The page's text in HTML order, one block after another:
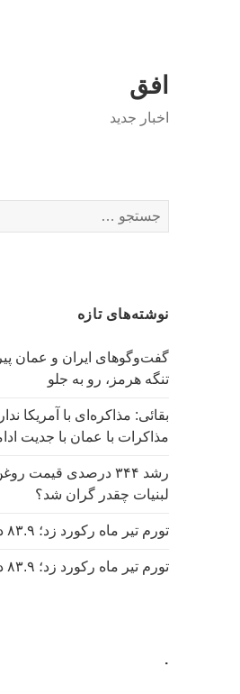
افق
اخبار جدید
برای:
نوشته‌های تازه
گفت‌وگوهای ایران و عمان
تنگه هرمز، رو به جلو
بقائی: مذاکره‌ای با آمریکا
مذاکرات با عمان با جدیت
رشد ۳۴۴ درصدی قیمت
لبنیات چقدر گران شد؟
تورم تیر ماه رکورد زد؛ ۸۳.۹ درصد
تورم تیر ماه رکورد زد؛ ۸۳.۹ درصد
.